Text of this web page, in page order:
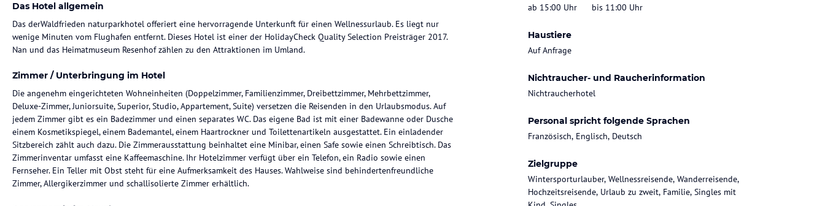
ab 15:00 Uhr
bis 11:00 Uhr
Haustiere
Auf Anfrage
Nichtraucher- und Raucherinformation
Nichtraucherhotel
Personal spricht folgende Sprachen
Französisch, Englisch, Deutsch
Zielgruppe
Wintersporturlauber, Wellnessreisende, Wanderreisende,
Hochzeitsreisende, Urlaub zu zweit, Familie, Singles mit
Das Hotel allgemein
Das derWaldfrieden naturparkhotel offeriert eine hervorragende Unterkunft für einen Wellnessurlaub. Es liegt nur
wenige Minuten vom Flughafen entfernt. Dieses Hotel ist einer der HolidayCheck Quality Selection Preisträger 2017.
Nan und das Heimatmuseum Resenhof zählen zu den Attraktionen im Umland.
Zimmer / Unterbringung im Hotel
Die angenehm eingerichteten Wohneinheiten (Doppelzimmer, Familienzimmer, Dreibettzimmer, Mehrbettzimmer,
Deluxe-Zimmer, Juniorsuite, Superior, Studio, Appartement, Suite) versetzen die Reisenden in den Urlaubsmodus. Auf
jedem Zimmer gibt es ein Badezimmer und einen separates WC. Das eigene Bad ist mit einer Badewanne oder Dusche
einem Kosmetikspiegel, einem Bademantel, einem Haartrockner und Toilettenartikeln ausgestattet. Ein einladender
Sitzbereich zählt auch dazu. Die Zimmerausstattung beinhaltet eine Minibar, einen Safe sowie einen Schreibtisch. Das
Zimmerinventar umfasst eine Kaffeemaschine. Ihr Hotelzimmer verfügt über ein Telefon, ein Radio sowie einen
Fernseher. Ein Teller mit Obst steht für eine Aufmerksamkeit des Hauses. Wahlweise sind behindertenfreundliche
Zimmer, Allergikerzimmer und schallisolierte Zimmer erhältlich.